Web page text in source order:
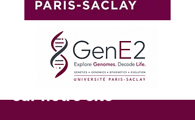
Bienvenue
sur notre site